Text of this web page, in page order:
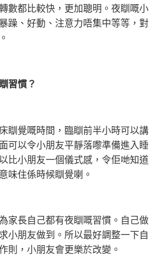
數都比較快，更加聰明。夜瞓嘅小
躁、好動、注意力唔集中等等，對
習慣？
瞓覺嘅時間，臨瞓前半小時可以講
可以令小朋友平靜落嚟準備進入睡
比小朋友一個儀式感，令佢哋知道
味住係時候瞓覺喇。
家長自己都有夜瞓嘅習慣。自己做
小朋友做到。所以最好調整一下自
則，小朋友會更樂於改變。